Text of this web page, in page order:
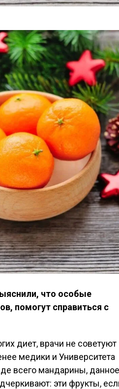
что особые
помогут справиться с
диет, врачи не советуют
медики и Университета
всего мандарины, данное
эти фрукты,